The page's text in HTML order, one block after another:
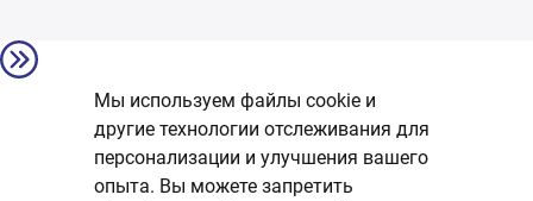
Мы используем файлы cookie и
другие технологии отслеживания для
персонализации и улучшения вашего
опыта. Вы можете запретить